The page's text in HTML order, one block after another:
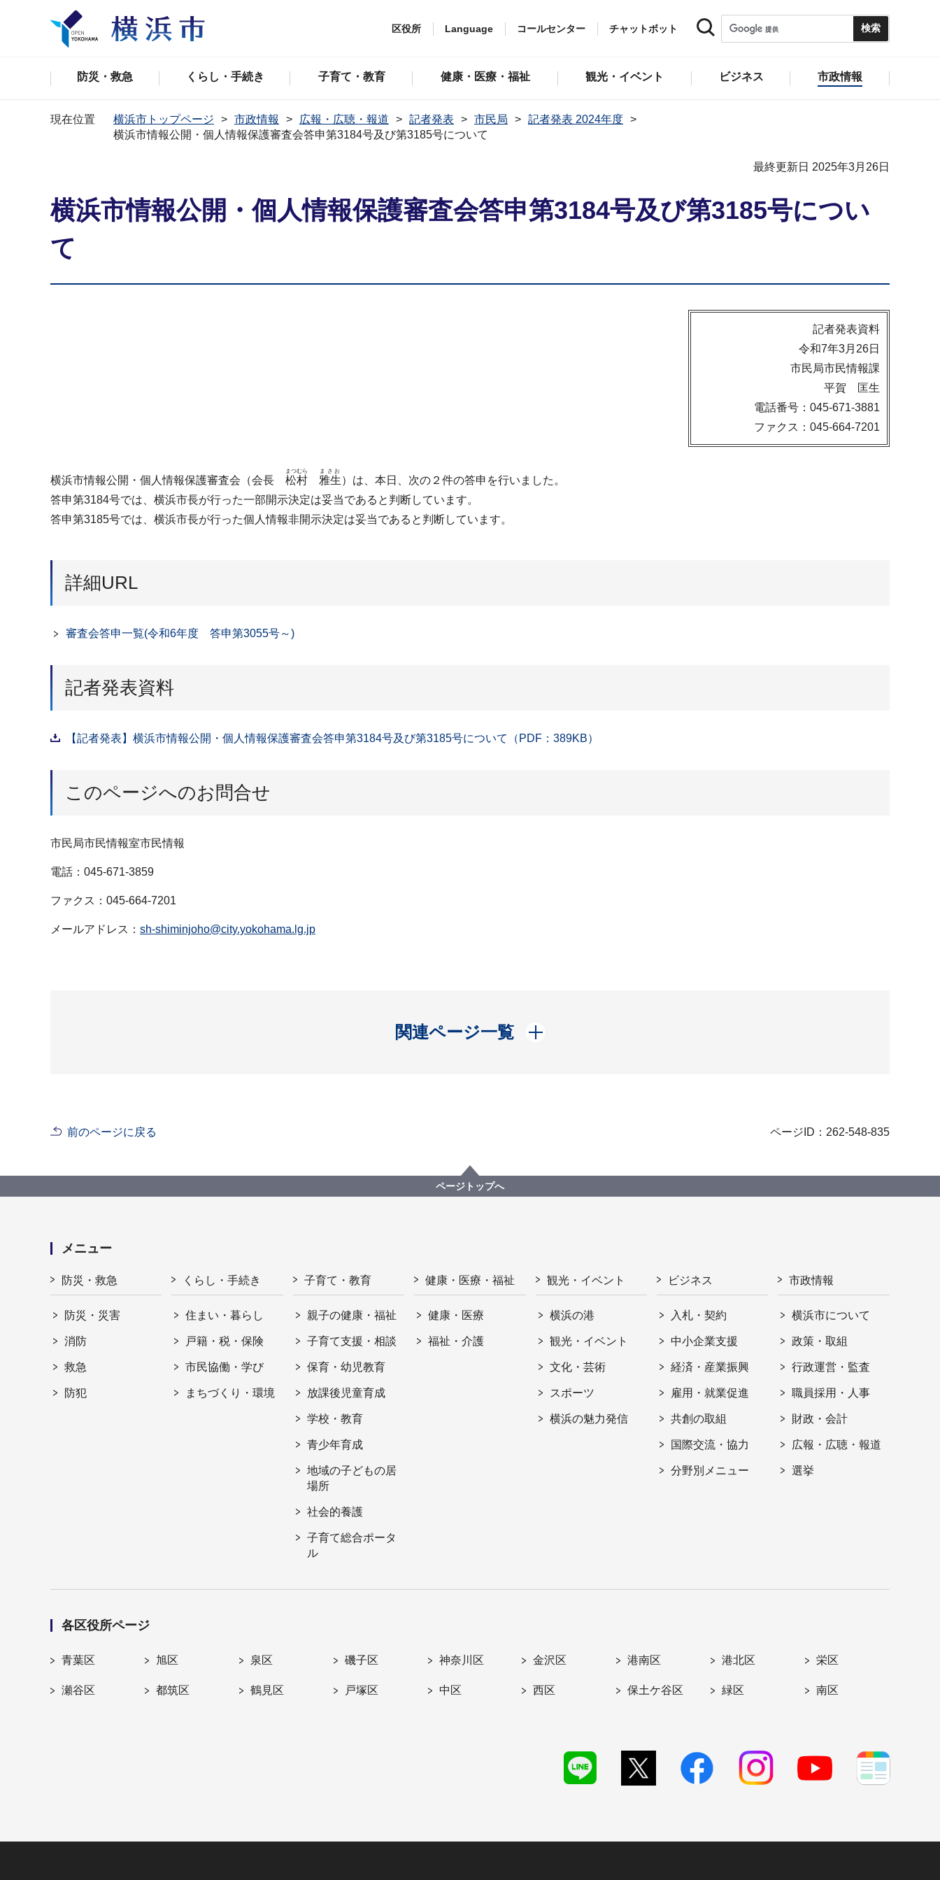
区役所 Language コールセンター チャットボット
防災・救急 くらし・手続き 子育て・教育 健康・医療・福祉 観光・イベント ビジネス 市政情報
現在位置 横浜市トップページ 市政情報 広報・広聴・報道 記者発表 市民局
記者発表 2024年度
横浜市情報公開・個人情報保護審査会答申第3184号及び第3185号について
最終更新日 2025年3月26日
横浜市情報公開・個人情報保護審査会答申第3184号及び第3185号につい
て
記者発表資料
令和7年3月26日
市民局市民情報課
平賀 匡生
電話番号：045-671-3881
ファクス：045-664-7201
横浜市情報公開・個人情報保護審査会（会長 松村
まつむら
雅生
まさお
）は、本日、次の２件の答申を行いました。
答申第3184号では、横浜市長が行った一部開示決定は妥当であると判断しています。
答申第3185号では、横浜市長が行った個人情報非開示決定は妥当であると判断しています。
詳細URL
審査会答申一覧(令和6年度 答申第3055号～)
記者発表資料
【記者発表】横浜市情報公開・個人情報保護審査会答申第3184号及び第3185号について（PDF：389KB）
このページへのお問合せ
市民局市民情報室市民情報
電話：045-671-3859
ファクス：045-664-7201
メールアドレス： sh-shiminjoho@city.yokohama.lg.jp
関連ページ一覧
開く
前のページに戻る ページID：262-548-835
ページトップへ
メニュー
防災・救急
防災・災害
消防
救急
防犯
くらし・手続き
住まい・暮らし
戸籍・税・保険
市民協働・学び
まちづくり・環境
子育て・教育
親子の健康・福祉
子育て支援・相談
保育・幼児教育
放課後児童育成
学校・教育
青少年育成
地域の子どもの居
場所
社会的養護
子育て総合ポータ
ル
健康・医療・福祉
健康・医療
福祉・介護
観光・イベント
横浜の港
観光・イベント
文化・芸術
スポーツ
横浜の魅力発信
ビジネス
入札・契約
中小企業支援
経済・産業振興
雇用・就業促進
共創の取組
国際交流・協力
分野別メニュー
市政情報
横浜市について
政策・取組
行政運営・監査
職員採用・人事
財政・会計
広報・広聴・報道
選挙
各区役所ページ
青葉区 旭区 泉区 磯子区 神奈川区 金沢区 港南区 港北区 栄区
瀬谷区 都筑区 鶴見区 戸塚区 中区 西区 保土ケ谷区 緑区 南区